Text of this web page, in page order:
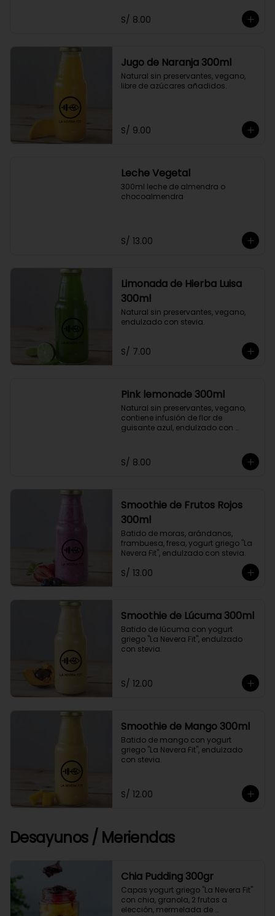
S/ 8.00
Jugo de Naranja 300ml
Natural sin preservantes, vegano,
libre de azúcares añadidos.
S/ 9.00
Leche Vegetal
300ml leche de almendra o
chocoalmendra
S/ 13.00
Limonada de Hierba Luisa
300ml
Natural sin preservantes, vegano,
endulzado con stevia.
S/ 7.00
Pink lemonade 300ml
Natural sin preservantes, vegano,
contiene infusión de flor de
guisante azul, endulzado con
S/ 8.00
Smoothie de Frutos Rojos
300ml
Batido de moras, arándanos,
frambuesa, fresa, yogurt griego "La
Nevera Fit", endulzado con stevia.
S/ 13.00
Smoothie de Lúcuma 300ml
Batido de lúcuma con yogurt
griego "La Nevera Fit", endulzado
con stevia.
S/ 12.00
Smoothie de Mango 300ml
Batido de mango con yogurt
griego "La Nevera Fit", endulzado
con stevia.
S/ 12.00
Desayunos / Meriendas
Chia Pudding 300gr
Capas yogurt griego "La Nevera Fit"
con chia, granola, 2 frutas a
elección, mermelada de